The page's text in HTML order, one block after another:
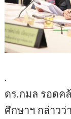
.
ดร.กมล รอดค
ศึกษาฯ กล่าวว่